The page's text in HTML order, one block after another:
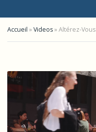
Accueil »Videos»Altérez-Vous